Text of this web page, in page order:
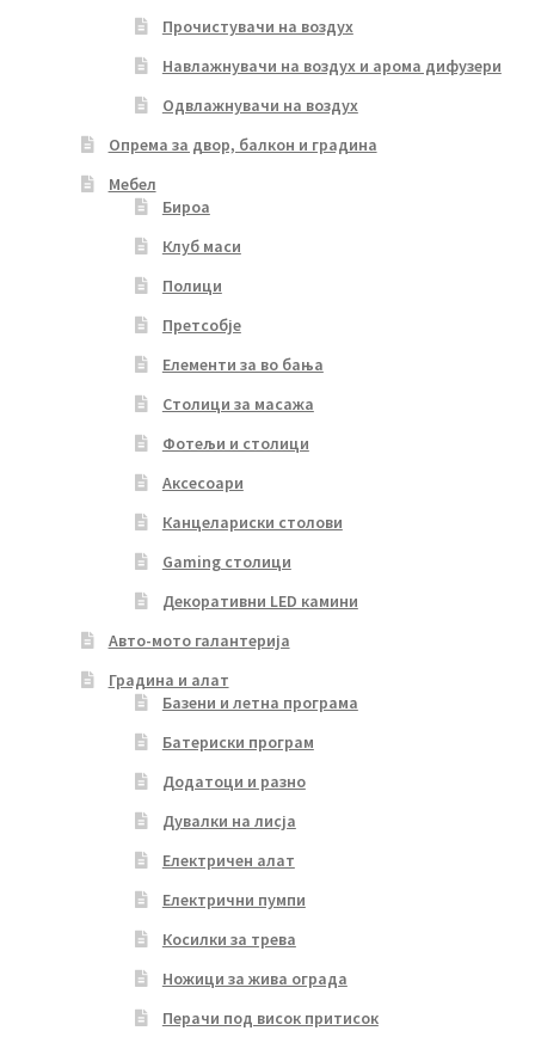
Прочистувачи на воздух
Навлажнувачи на воздух и арома дифузери
Одвлажнувачи на воздух
Опрема за двор, балкон и градина
Мебел
Бироа
Клуб маси
Полици
Претсобје
Елементи за во бања
Столици за масажа
Фотељи и столици
Аксесоари
Канцелариски столови
Gaming столици
Декоративни LED камини
Авто-мото галантерија
Градина и алат
Базени и летна програма
Батериски програм
Додатоци и разно
Дувалки на лисја
Електричен алат
Електрични пумпи
Косилки за трева
Ножици за жива ограда
Перачи под висок притисок